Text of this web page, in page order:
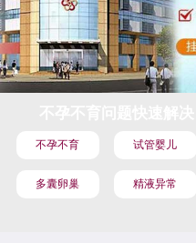
不孕不育 试管婴儿
多囊卵巢 精液异常